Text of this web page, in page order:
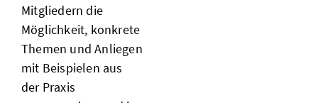
Mitgliedern die
Möglichkeit, konkrete
Themen und Anliegen
mit Beispielen aus
der Praxis